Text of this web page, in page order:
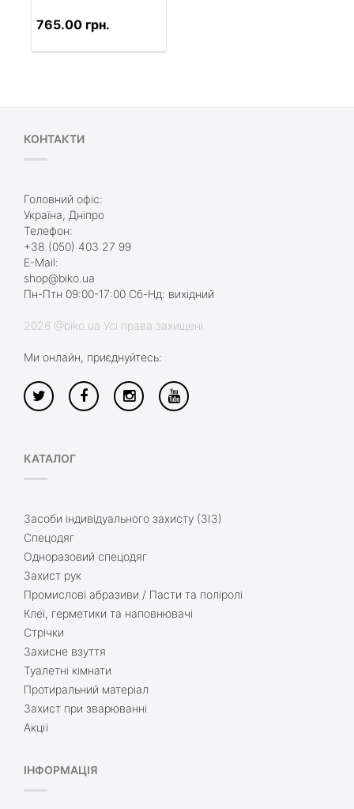
765.00 грн.
КОНТАКТИ
Головний офіс:
Україна, Дніпро
Телефон:
+38 (050) 403 27 99
E-Mail:
shop@biko.ua
Пн-Птн 09:00-17:00 Сб-Нд: вихідний
2026 @biko.ua Усі права захищені
Ми онлайн, приєднуйтесь:
КАТАЛОГ
Засоби індивідуального захисту (ЗІЗ)
Спецодяг
Одноразовий спецодяг
Захист рук
Промислові абразиви / Пасти та поліролі
Клеї, герметики та наповнювачі
Стрічки
Захисне взуття
Туалетні кімнати
Протиральний матеріал
Захист при зварюванні
Акції
ІНФОРМАЦІЯ